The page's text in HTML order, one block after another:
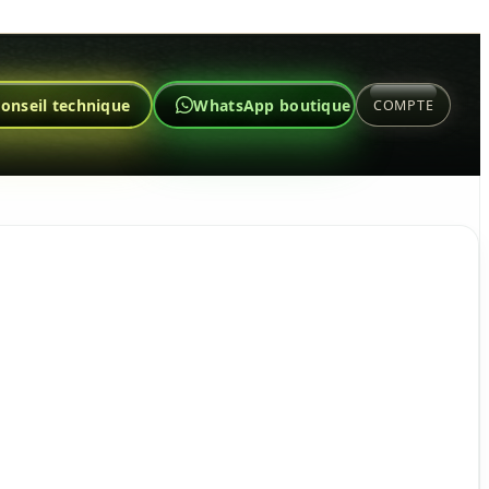
technique WhatsApp boutique COMPTE